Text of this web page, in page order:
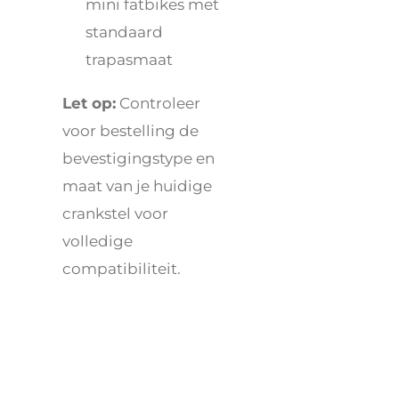
mini fatbikes met
standaard
trapasmaat
Let op: Controleer
voor bestelling de
bevestigingstype en
maat van je huidige
crankstel voor
volledige
compatibiliteit.